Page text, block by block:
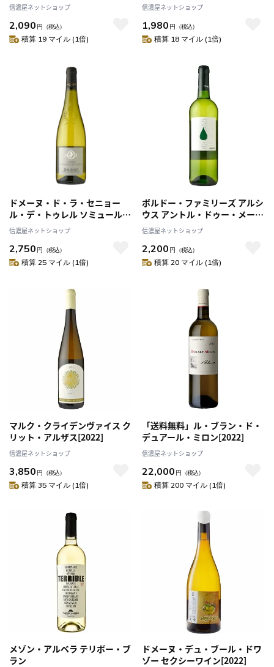
信濃屋ネットショップ
2,090 円 （税込）
積算 19 マイル (1倍)
ーナー[2024]
信濃屋ネットショップ
1,980 円 （税込）
積算 18 マイル (1倍)
ドメーヌ・ド・ラ・セニョー
ル・デ・トゥレル ソミュール・
ブラン［2024］
信濃屋ネットショップ
2,750 円 （税込）
積算 25 マイル (1倍)
ボルドー・ファミリーズ アルシ
ウス アントル・ドゥー・メー
ル・ブラン[2024]
信濃屋ネットショップ
2,200 円 （税込）
積算 20 マイル (1倍)
マルク・クライデンヴァイス ク
リット・アルザス[2022]
信濃屋ネットショップ
3,850 円 （税込）
積算 35 マイル (1倍)
「送料無料」ル・ブラン・ド・
デュアール・ミロン[2022]
信濃屋ネットショップ
22,000 円 （税込）
積算 200 マイル (1倍)
メゾン・アルベラ テリボー・ブ
ラン
ドメーヌ・デュ・ブール・ドワ
ゾー セクシーワイン[2022]